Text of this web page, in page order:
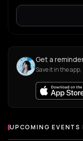
Get a
Save it in the
UPCOMING EVENTS